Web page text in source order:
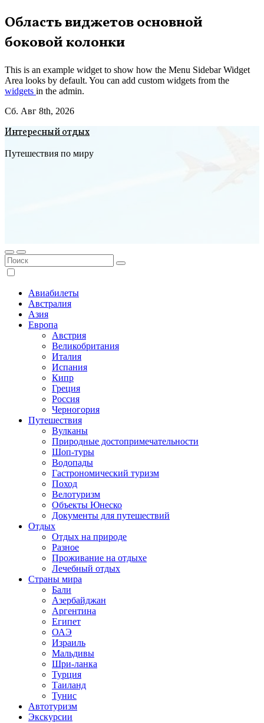
Перейти
к
содержимому
Область виджетов основной
боковой колонки
This is an example widget to show how the Menu Sidebar Widget
Area looks by default. You can add custom widgets from the
widgets in the admin.
Сб. Авг 8th, 2026
Интересный отдых
Путешествия по миру
Авиабилеты
Австралия
Азия
Европа
Австрия
Великобритания
Италия
Испания
Кипр
Греция
Россия
Черногория
Путешествия
Вулканы
Природные достопримечательности
Шоп-туры
Водопады
Гастрономический туризм
Поход
Велотуризм
Объекты Юнеско
Документы для путешествий
Отдых
Отдых на природе
Разное
Проживание на отдыхе
Лечебный отдых
Страны мира
Бали
Азербайджан
Аргентина
Египет
ОАЭ
Израиль
Мальдивы
Шри-ланка
Турция
Таиланд
Тунис
Автотуризм
Экскурсии